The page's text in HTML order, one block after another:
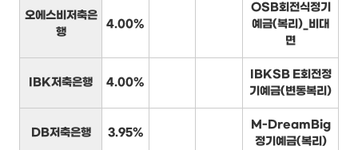
오에스비저축은
행
4.00%
OSB회전식정기
예금(복리)_비대
면
IBK저축은행 4.00%
IBKSB E회전정
기예금(변동복리)
DB저축은행 3.95%
M-DreamBig
정기예금(복리)